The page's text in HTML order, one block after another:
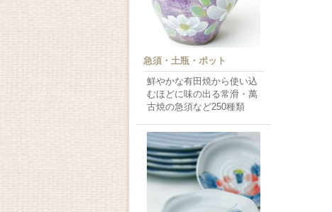
急須・土瓶・ポット
鮮やかな有田焼から使い込
むほどに味の出る常滑・萬
古焼の急須など250種類